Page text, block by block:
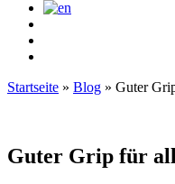
Startseite » Blog » Guter
Guter Grip für